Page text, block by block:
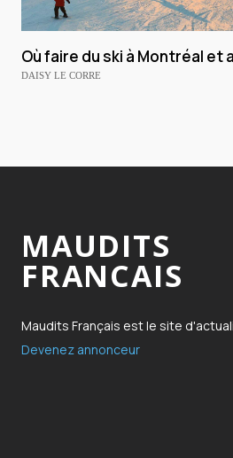
Où faire du ski à Montréal et
DAISY LE CORRE
MAUDITS
FRANCAIS
Maudits Français est le site
Devenez annonceur